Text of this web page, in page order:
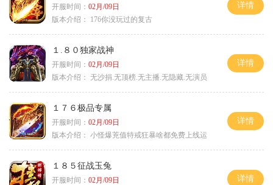
开服时间： 02月/09日
版本介绍：
176你没玩过的复古
详情
１.８０独家战神
开服时间： 02月/09日
版本介绍： 无沙捐.无顶榜.无主播.无隐藏.无演员
详情
１７６极品专属
开服时间： 02月/09日
版本介绍： 小怪爆茺值特戒狂暴啥都免费上线运
详情
１８５征战玉兔
开服时间： 02月/09日
详情